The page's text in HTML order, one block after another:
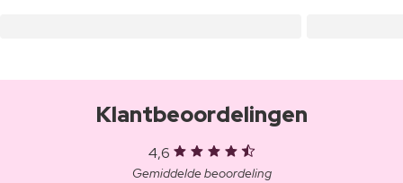
Klantbeoordelingen
4,6
Gemiddelde beoordeling